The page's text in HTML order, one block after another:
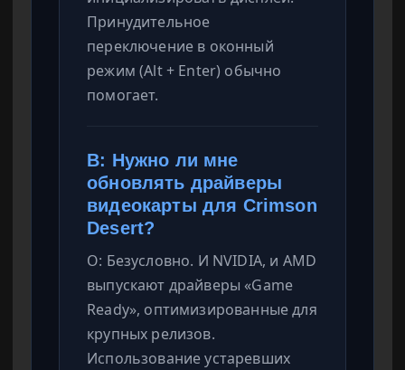
Принудительное
переключение в оконный
режим (Alt + Enter) обычно
помогает.
В: Нужно ли мне
обновлять драйверы
видеокарты для Crimson
Desert?
О: Безусловно. И NVIDIA, и AMD
выпускают драйверы «Game
Ready», оптимизированные для
крупных релизов.
Использование устаревших